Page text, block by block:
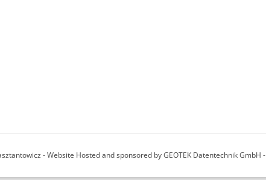
- Website Hosted and sponsored by GEOTEK Datentechnik GmbH -